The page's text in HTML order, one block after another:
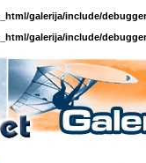
galerija/include/
galerija/include/